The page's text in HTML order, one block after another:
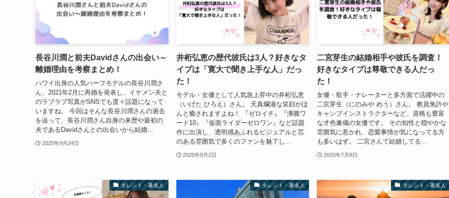
長谷川潤と前夫Davidさんの出会い～
離婚理由を考察まとめ！
ハワイ出身の人気ハーフモデルの長谷川潤さ
ん、2021年2月に再婚を発表し、イケメン夫と
のラブラブ写真がSNSでも度々話題になって
いますね。 今回はそんな長谷川潤さんの過去
を辿って、長谷川潤さん自身の来歴や最初の
夫であるDavidさんとの出会いから結婚...
2025年9月24日
井桁弘恵の歴代彼氏は3人？好きなタ
イプは「寛大で聞き上手な人」だっ
た！
モデル・女優として人気急上昇中の井桁弘恵
（いげた ひろえ）さん。 天真爛漫な笑顔がほ
んと癒されますよね！ 『ゼロイチ』『沸騰ワ
ード10』『仮面ライダーゼロワン』など話題
作に出演し、透明感あふれるビジュアルと芯
のある雰囲気で多くのファンを魅了し...
2025年9月2日
二宮芽生の結婚相手や彼氏を調査！
好きなタイプは尊敬できる人だっ
た！
女優・歌手・ナレーターと多方面で活躍中の
二宮芽生（にのみや めう）さん。 教員免許や
キャンプインストラクターなど、資格も豊富
な才色兼備の女優です。 その知性と穏やかな
雰囲気に惹かれ、恋愛事情が気になってる方
も多いはず。 二宮さんて結婚してる...
2025年7月8日
タレント・著名人 タレント・著名人 タレント・著名人